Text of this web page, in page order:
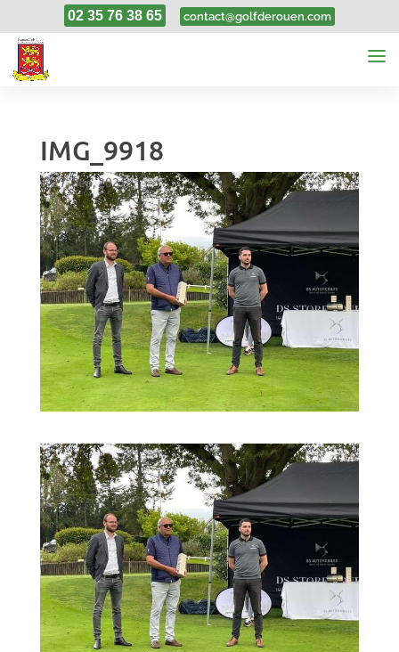
02 35 76 38 65 contact@golfderouen.com
IMG_9918
27, Sep, 2021